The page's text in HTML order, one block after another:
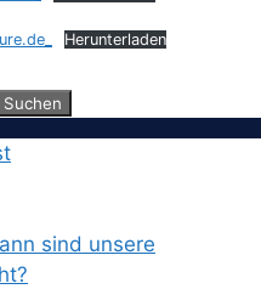
Herunterladen
sind unsere